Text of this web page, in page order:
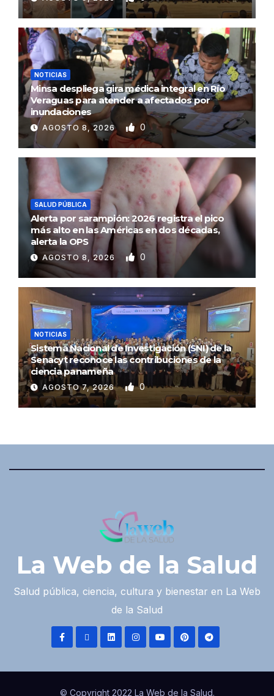
NOTICIAS
Minsa despliega gira médica integral en Río
Veraguas para atender a afectados por
inundaciones
AGOSTO 8, 2026 0
SALUD PÚBLICA
Alerta por sarampión: 2026 registra el pico
más alto en las Américas en dos décadas,
alerta la OPS
AGOSTO 8, 2026 0
NOTICIAS
Sistema Nacional de Investigación (SNI) de la
Senacyt reconoce las contribuciones de la
ciencia panameña
AGOSTO 7, 2026 0
La Web de la Salud
Salud pública, ciencia, cultura y bienestar en La Web
de la Salud
© Copyright 2022 La Web de la Salud.